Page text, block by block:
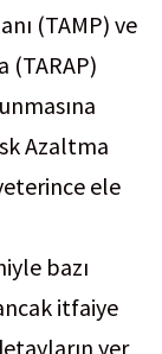
(TAMP) ve
(TARAP)
Azaltma
ele
bazı
itfaiye
yer